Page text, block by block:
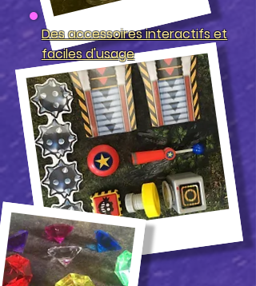
Des accessoiresinteractifs et
faciles d'usage